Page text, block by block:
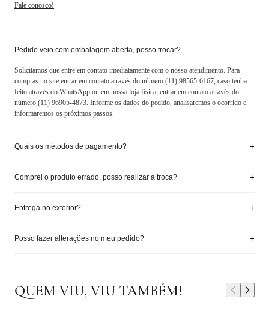
Fale conosco!
Pedido veio com embalagem aberta, posso trocar? −
Solicitamos que entre em contato imediatamente com o nosso atendimento. Para
compras no site entrar em contato através do número (11) 98565-6167, caso tenha
feito através do WhatsApp ou em nossa loja física, entrar em contato através do
número (11) 96905-4873. Informe os dados do pedido, analisaremos o ocorrido e
informaremos os próximos passos.
Quais os métodos de pagamento? +
Comprei o produto errado, posso realizar a troca? +
Entrega no exterior? +
Posso fazer alterações no meu pedido? +
QUEM VIU, VIU TAMBÉM!